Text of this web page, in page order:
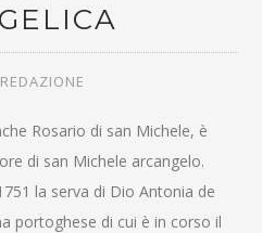
REDAZIONE
Rosario di san Michele, è
di san Michele arcangelo.
la serva di Dio Antonia de
portoghese di cui è in corso il